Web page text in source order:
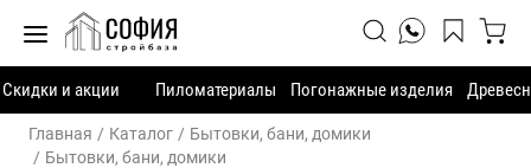
Скидки и акции Пиломатериалы Погонажные изделия
Главная Каталог
Бытовки, бани, домики
Бытовки, бани, домики